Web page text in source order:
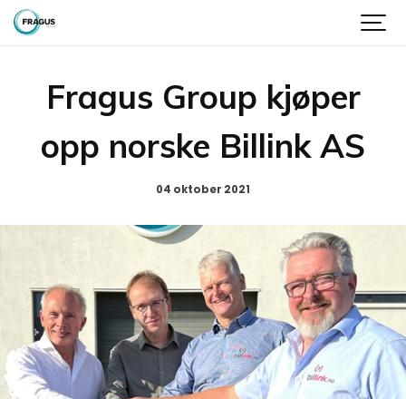
Fragus Group kjøper
opp norske Billink AS
04 oktober 2021